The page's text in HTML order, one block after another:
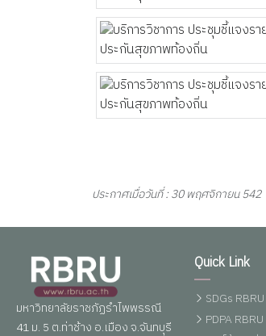
ประกาศเมื่อวันที่ : 30 พฤศจิกายน 542
มหาวิทยาลัยราชภัฏรำไพพรรณี
41 ม. 5 ต.ท่าช้าง อ.เมือง จ.จันทบุรี
Quick Link
SDGs RBRU
PDPA RBRU